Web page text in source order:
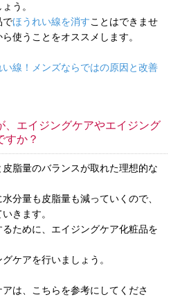
う。
でほうれい線を消すことはできませ
使うことをオススメします。
線！メンズならではの原因と改善
、エイジングケアやエイジング
すか？
脂量のバランスが取れた理想的な
分量も皮脂量も減っていくので、
きます。
ために、エイジングケア化粧品を
ケアを行いましょう。
は、こちらを参考にしてくださ